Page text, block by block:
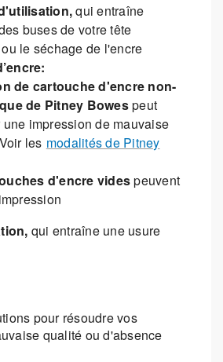
qui entraîne
buses de votre tête
le séchage de l'encre
de cartouche d'encre non-
de Pitney Bowespeut
impression de mauvaise
les modalités de Pitney
d'encre videspeuvent
qui entraîne une usure
pour résoudre vos
qualité ou d'absence